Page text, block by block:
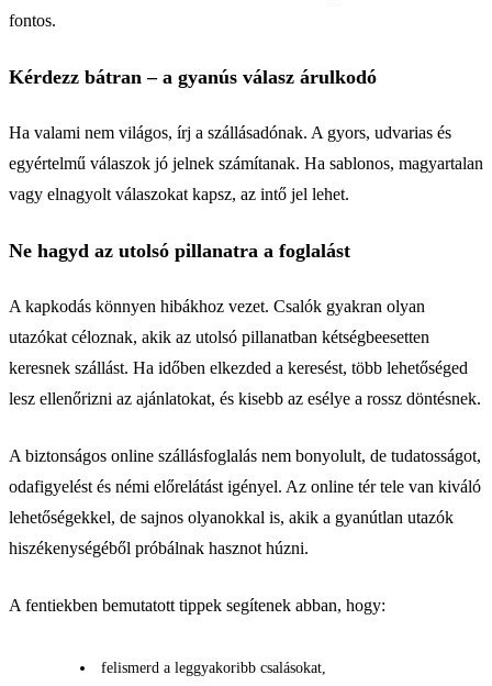
fontos.
Kérdezz bátran – a gyanús válasz árulkodó
Ha valami nem világos, írj a szállásadónak. A gyors, udvarias és
egyértelmű válaszok jó jelnek számítanak. Ha sablonos, magyartalan
vagy elnagyolt válaszokat kapsz, az intő jel lehet.
Ne hagyd az utolsó pillanatra a foglalást
A kapkodás könnyen hibákhoz vezet. Csalók gyakran olyan
utazókat céloznak, akik az utolsó pillanatban kétségbeesetten
keresnek szállást. Ha időben elkezded a keresést, több lehetőséged
lesz ellenőrizni az ajánlatokat, és kisebb az esélye a rossz döntésnek.
A biztonságos online szállásfoglalás nem bonyolult, de tudatosságot,
odafigyelést és némi előrelátást igényel. Az online tér tele van kiváló
lehetőségekkel, de sajnos olyanokkal is, akik a gyanútlan utazók
hiszékenységéből próbálnak hasznot húzni.
A fentiekben bemutatott tippek segítenek abban, hogy:
felismerd a leggyakoribb csalásokat,